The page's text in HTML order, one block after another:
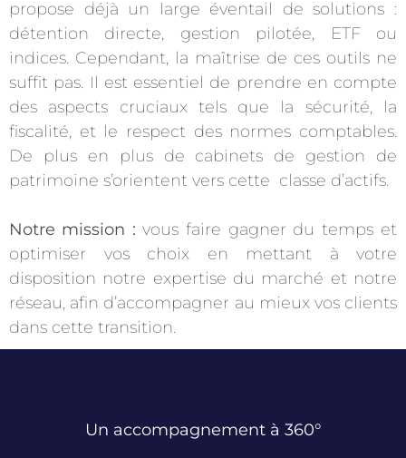
propose déjà un large éventail de solutions :
détention directe, gestion pilotée, ETF ou
indices. Cependant, la maîtrise de ces outils ne
suffit pas. Il est essentiel de prendre en compte
des aspects cruciaux tels que la sécurité, la
fiscalité, et le respect des normes comptables.
De plus en plus de cabinets de gestion de
patrimoine s’orientent vers cette classe d’actifs.
Notre mission : vous faire gagner du temps et
optimiser vos choix en mettant à votre
disposition notre expertise du marché et notre
réseau, afin d’accompagner au mieux vos clients
dans cette transition.
Un accompagnement à 360°